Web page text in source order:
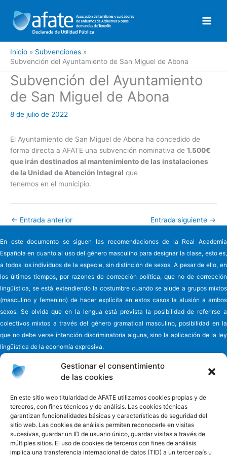
Gestionar el consentimiento
de las cookies
En este sitio web titularidad de AFATE utilizamos cookies propias y de
terceros, con fines técnicos y de análisis. Las cookies técnicas
garantizan funcionalidades básicas y características de seguridad del
sitio web. Las cookies de análisis permiten reconocerle en visitas
sucesivas, guardar un ID de usuario único, guardar visitas a través de
múltiples sitios. El uso de cookies de terceros con fines de análisis
implica una transferencia internacional de datos (TID) a un tercer país u
contenido
Inicio
Subvenciones
Subvención del Ayuntamiento de San Miguel de Abona
Subvención del Ayuntamiento
de San Miguel de Abona
8 de julio de 2022
El Ayuntamiento de San Miguel de Abona ha concedido de
forma directa a AFATE una subvención nominativa de 1.500€
que irán destinados al mantenimiento de las instalaciones
de la Unidad de Atención Integral que
tenemos en el municipio.
← Entrada anterior Entrada siguiente →
En este documento se siguen las recomendaciones de la Real Academia
Española en cuanto al uso del género masculino para designar la clase, esto es,
a todos los individuos de la especie, sin distinción de sexos. A pesar de ello, en
los últimos tiempos, por razones de corrección política, que no de corrección
lingüística, se está extendiendo la costumbre cuando se alude a grupos mixtos
(masculino y femenino) de hacer explícita en estos casos la alusión a ambos
sexos. Se olvida que en la lengua está prevista la posibilidad de referirse a
colectivos mixtos a través del género gramatical masculino, posibilidad en la
que no debe verse intención discriminatoria alguna, sino la aplicación de la ley
lingüística de la economía expresiva.
Asociación de familiares y cuidadores de enfermosde Alzheimer y
otras demencias de Tenerife - AFATE
C/ Eladio Alfonso y González, nº 6
38010 - Ofra Santa Cruz de Tenerife - España
Teléfono 922 660 881
Emailinformacion@afate.es